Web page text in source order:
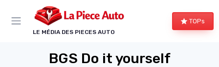
LE MÉDIA DES PIECES AUTO
TOPs
BGS Do it yourself
Panneau de gestion des cookies